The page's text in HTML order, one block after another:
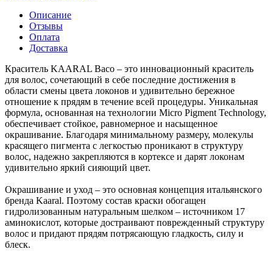
Описание
Отзывы
Оплата
Доставка
Краситель KAARAL Baco – это инновационный краситель
для волос, сочетающий в себе последние достижения в
области смены цвета локонов и удивительно бережное
отношение к прядям в течение всей процедуры. Уникальная
формула, основанная на технологии Micro Pigment Technology,
обеспечивает стойкое, равномерное и насыщенное
окрашивание. Благодаря минимальному размеру, молекулы
красящего пигмента с легкостью проникают в структуру
волос, надежно закрепляются в кортексе и дарят локонам
удивительно яркий сияющий цвет.
Окрашивание и уход – это основная концепция итальянского
бренда Kaaral. Поэтому состав краски обогащен
гидролизованным натуральным шелком – источником 17
аминокислот, которые достраивают поврежденный структуру
волос и придают прядям потрясающую гладкость, силу и
блеск.